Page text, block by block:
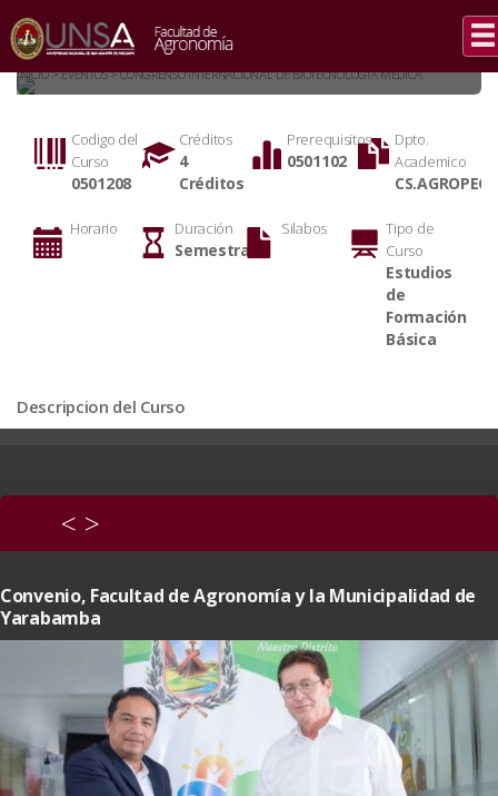
INICIO > EVENTOS > CONGRENSO INTERNACIONAL DE BIOTECNOLOGIA MEDICA
BOTANICA GENERAL
Codigo del
Curso
0501208
Créditos
4
Créditos
Prerequisitos
0501102
Dpto.
Academico
Horario Duración
Semestral
Silabos
Tipo de
Curso
Estudios
de
Formación
Básica
Descripcion del Curso
< >
Convenio, Facultad de Agronomía y la Municipalidad de
Yarabamba